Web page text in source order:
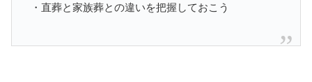
・直葬と家族葬との違いを把握しておこう